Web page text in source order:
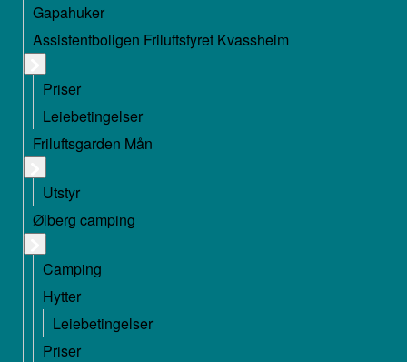
Gapahuker
Assistentboligen Friluftsfyret Kvassheim
Priser
Leiebetingelser
Friluftsgarden Mån
Utstyr
Ølberg camping
Camping
Hytter
Leiebetingelser
Priser